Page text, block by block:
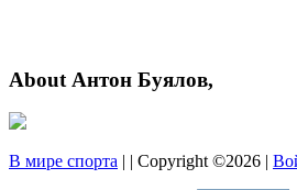
About Антон Буялов,
В мире спорта | | Copyright ©2026 |